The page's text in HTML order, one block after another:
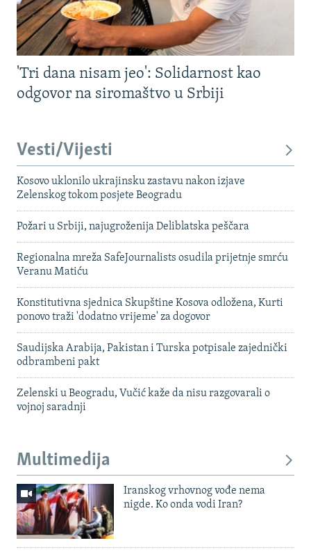
'Tri dana nisam jeo': Solidarnost kao
odgovor na siromaštvo u Srbiji
Vesti/Vijesti
Kosovo uklonilo ukrajinsku zastavu nakon izjave
Zelenskog tokom posjete Beogradu
Požari u Srbiji, najugroženija Deliblatska peščara
Regionalna mreža SafeJournalists osudila prijetnje smrću
Veranu Matiću
Konstitutivna sjednica Skupštine Kosova odložena, Kurti
ponovo traži 'dodatno vrijeme' za dogovor
Saudijska Arabija, Pakistan i Turska potpisale zajednički
odbrambeni pakt
Zelenski u Beogradu, Vučić kaže da nisu razgovarali o
vojnoj saradnji
Multimedija
Iranskog vrhovnog vođe nema
nigde. Ko onda vodi Iran?